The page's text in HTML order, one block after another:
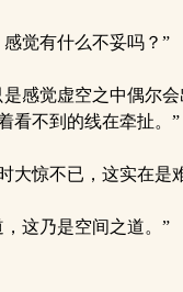
觉有什么不妥吗？”
感觉虚空之中偶尔会
看不到的线在牵扯。”
惊不已，这实在是
这乃是空间之道。”